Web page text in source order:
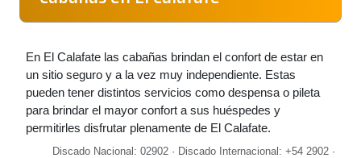
En El Calafate las cabañas brindan el confort de estar en
un sitio seguro y a la vez muy independiente. Estas
pueden tener distintos servicios como despensa o pileta
para brindar el mayor confort a sus huéspedes y
permitirles disfrutar plenamente de El Calafate.
Discado Nacional: 02902 · Discado Internacional: +54 2902 ·